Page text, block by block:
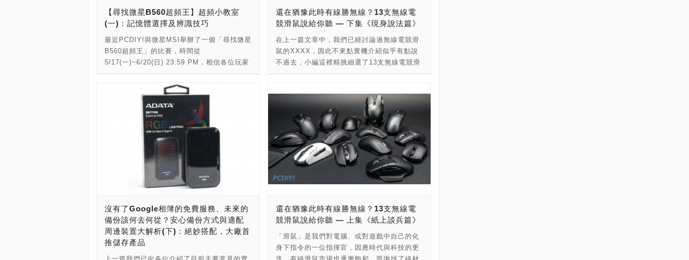
金錢的流通性，但是貨幣增加了，人們能買到
的商品數量可不會因此增加，依照供需法則，
當商品數量跟不上人的消費速度時，商品的價
格就會上漲，最終造成了不管印製多少鈔票，
錢都只會往固定的地方流去，商品的價格還因
的最大數量是固定的，不會為了任何因素而增
加，所以如果選用比特幣作為市場貨幣時，一
旦多數比特幣都落入少數人手中後，市場商品
就會因為缺發貨幣來從事消費造成價格下跌，
此現象稱之為通貨緊縮。 不過光只是緊縮還不
夠，因為市場的根本問題是可以使用的貨幣不
足，此時唯一的解決方法就只有讓更多的比特
幣回到市場中，而這也將會造成資本家面臨巨
額的損失。因此，使用比特幣的市場必須時刻
防止通貨膨脹的效果。 根據比特幣白皮書，比
特幣將會在2140年停止產出貨幣，屆時市場最
大的發行量將會約是2,100萬個，而比特幣的
最小計量單位稱之為「聰」，相當於
可以透過FSR達到FPS畫面幀數的提升。 由於
AMD在開發FSR技術的時候就已經考慮到遊戲
玩家與開發者兩者的需求，因此也具備了對於
這兩種使用族群的著重特點，針對遊戲玩家的
部分較偏重在能夠提升性能方面，並且針對啟
驗，當然也必須兼顧到畫面品質的部分與細節
呈現的表現上能夠達到平衡。 另外，FSR也針
對了現有的Radeon RX 5000與RX 6000系列
顯示卡進行了優化，支援100多款AMD GPU
與APU，並且與NVIDIA顯示卡相容，目前已
經有超過45家的遊戲開發商已承諾將會開始支
援並且在未來的遊戲中也將增加FSR的支援。
至於針對開發者則是提供了跨平台與支援單一
可擴展的解決方案，不需要額外的專門硬體支
階等級的顯示卡，而且也支援NVIDIA的顯示
卡，包括可使用在Windows與Linux上，相較
低，因為FSR不需要時態數據或比賽訓練。目
前預計將會在7月中旬透過GPUOpen.com為
環境，也能有著更充足的效能和電力來應付高
負載的工作需求，這對於工程、影音創作者來
說絕對是一大福音。 至於在產品規劃上，
Radeon RX 6000M將會率先推出三種型號，
依照等級由高至低依序為：RX 6800M、
RX6700M、RX 6600M，其中RX 6800M與
商，理論上台灣的玩家最快將能在暑假檔期就
見到搭載這兩款晶片的產品，至於RX 6700M
則會稍晚的時候一同加入筆電市場。 細部規格
方面，最高階的RX 6800M將會擁有40個計算
單元、12GB GDDR6記憶體，以及高達2,300
MHz的核心時脈，能夠在1440P最高畫質設定
下帶來平均120 FPS以上的遊戲體驗，可想而
知，此晶片將應用於旗艦級遊戲筆電並以遊戲
體驗至上的重度遊戲玩家為首要客群。 與之相
反的，RX 6600M則是為想要娛樂和行動辦公
讓它能夠更容易的裝進輕薄型的筆電中，內在
規格上則是配置了28個計算單元、8GB
GDDR6記憶體，最大核心時脈則為
2,177MHz，足夠撐起1080P解析度下平均100
FPS的遊戲順暢度。 這一、兩年隨著支援光線
XMP不開機、手動調整參數看看能不能開機，
或者想要比XMP更高的頻率或更緊或更鬆的參
數。 在驗證確定能達到官方數值之後，我們便
可再次進入BIOS介面進行超頻挑戰啦！一開
始，玩家可以先在不改動其他參數的情況下直
接微調「時脈」，但不建議一口氣調整太大的
Memory Overclock Fail的提醒畫面。 當單純
提高時脈已無法順利開機後，玩家可以試著微
幅調整電壓，以每一次0.5V的形式緩慢追加，
倘若電壓來到1.35V之後還是無法成功達到指
定時脈時，便需要考慮是否繼續追加電壓或是
選擇調整CL值，如果選擇升高電壓則到了1.5V
後就建議停手，以防過高的電壓燒毀主機板和
記憶體。 不過玩家也不用感到太大的壓力，現
值時，數值便會呈現「紅色」，警告此操作可
能有損壞硬體的風險。 另外，玩家如果是比較
經驗老道的超頻好手，又剛好使用的是Intel平
台的話，10代處理器可以嘗試調整CPU SA和
CPU IO電壓，而最新的11代處理器可以嘗試
將會提供「一鍵設定」和「手動操作」兩種方
式來進行記憶體設定，其中前者稱之為「XMP
設定」，至於AMD平台則因主機板廠商的設計
而有所不同，像微星有提供「A-XMP」功能，
可以用來啟動XMP設定，不過有些主機板品牌
可能會沒有對應的功能，玩家就必須手動設置
的B560主機板來說(BIOS介面相當直覺式、玩
家很容易就能看懂)，只要在預設的EZ Mode
簡易BIOS頁面中，以滑鼠或是鍵盤點擊畫面
左上角「XMP Profile」，主機板就套用記錄
在記憶體當中參數，讓記憶體的各項數值可以
與官方所介紹的相同，然後按退出並保存
BIOS的設定就完成了(在微星主機板中的快捷
鍵為F10)，是不是相當簡單啊！ 至於手動操作
方面則相對需要幾個步驟，想要挑戰超頻的玩
式)，在OC(Over Clocking超頻)分頁中找到
「DRAM Frequency(記憶體頻率)」、
「DRAM Voltage(記憶體電壓)」和
「Advance DRAM Configuration(進階記憶
體參數)」這三個選項來依序調整參數。 另
上是否有傷，確定沒問題後就可以準備安裝上
機。 而記憶體並不像外部I/O如隨身碟那樣可
以熱插拔，所以在更換、安裝前，務必先把
「電腦關機、關閉電源供應器」，甚至最保險
的就是「拔掉電源插頭」來確保主機板上沒有
以透過觸碰未上漆的接地金屬物體，或戴上
ESD靜電消除腕帶來安全釋放體內的靜電，以
免在安裝過程中受電靜電放電而造成元件損
壞。 接著找到記憶體插槽位置，一般常見的主
機記憶體插槽位置基本上都是在CPU旁，位置
相當顯眼。通常如果是ATX尺寸的主機板大多
會配置4組DIMM記憶體插槽供玩家使用，
micro-ATX或是ITX尺寸的版本則大多配置2組
都採2條記憶體的選擇方式，常見就是採安裝2
條8GB容量的DDR4為主，預算比較充裕的朋
友也可以直接上16GBx2。 確定釋放靜電後，
就可以進行安裝DIY了，假設是要升級更換，
那就記得先將原本電腦上的舊記憶體拆除(取
【尋找微星B560超頻王】超頻小教室
(一)：記憶體選擇及辨識技巧
最近PCDIY!與微星MSI舉辦了一個「尋找微星
B560超頻王」的比賽，時間從
5/17(一)~6/20(日) 23:59 PM，相信各位玩家
玩家們肯定都是箇中好手了，但因應活動如火
如荼的展開，PCDIY!這邊也準備了幾堂超頻
小教室來為各位複習複習，然而除了CPU與
GPU以外，另一個更常見的超頻物件就是記憶
體啦，因此第一堂課就來替各位複習記憶體選
擇及辨識技巧囉。 由於這次活動競賽的是記憶
體的超頻幅度，那如果想要記憶體超頻，首先
要考慮的就是主機板與處理器對記憶體頻率的
支援，在架構轉進LGA1200的同時，對應的
DDR4記憶體頻率也從原本的DDR4-2666提升
高到可以跟對手較勁的DDR4-3200，一舉撇除
先前玩家的詬病，也因此導致如果玩家想入手
新平台或是打算升級，那之前入手的較慢版本
得先拋掉，但市場上如果僅提DDR4記憶體，
規格可是有好多種，選購的時候千萬別搞錯
還在猶豫此時有線勝無線？13支無線電
競滑鼠說給你聽 — 下集《現身說法篇》
在上一篇文章中，我們已經討論過無線電競滑鼠的XXXX，因此不來點實機介紹似乎有點說不過去，小編這裡精挑細選了13支無線電競滑鼠，來自世界各地，有適合靈敏型玩家的「超輕量級選手」、也有具備數顆巨集鍵來執行多重指令的軍師型、也有左右開弓的「對稱型打者」，不過小編腦力有限，或許有幾支玩家們的「愛鼠」成了遺珠之憾，這就請各位玩家多多包涵啦。 但小編還是那句老話，沒有最強、只有最適合自己的無線電競滑鼠，當然，只有介紹還是不太足夠，因此小編對每支滑鼠都做了輪詢率與反應速率的測試，讓無線電競滑鼠不再因為延遲率而失寵。 作為電競先鋒的ROG，對於無線電競滑鼠的研發當然十分有一套，在CES 2021上，ROG發布了一系列電競裝備，其中有一支無線電競滑鼠，名喚ROG Gladius III Wireless，就是讓玩家們引頸期盼的其中一項電競裝備。 Gladius III Wireless的體積為12.6 cm x 6.7cm，說起來算是偏大型的右手專用滑鼠，但重量僅有89公克，對比舊款Gladius II Wireless輕了30%，無論玩家習慣哪一種滑鼠握法，重量的減輕絕對能夠代來更流暢的操作。 而在Gladius III Wireless的左側有特殊設計的ROG雷雕圖騰，除了提供RGB炫彩燈效外，還加強了防滑性與握持感，使用起來加倍穩固；Gladius III Wireless不具備繁雜的按鍵配置，採左、右、中、側面2鍵加上中鍵後的DPI鍵，共6顆按鍵的典型按鍵配置，對於我們這些超業餘電競玩家而言，可說是再好不過的設置。 Gladius III Wireless更具備了第2代獨家可更換微動開關插槽，讓玩家們能隨時視使用習慣與偏好、快速在5-Pin光學與3-Pin機械微動開關之間作更換，也能汰換損壞的微動開關，延長滑鼠使用壽命。而在鼠腳設計方面，ROG也有一套研究理論，Gladius III Wireless的鼠腳採完整的圓形切割而成，並採用100% PTFE(鐵氟龍)所製，用以提升滑動的流暢度。 底部除了鼠腳的特別設計之外，也能發現Gladius III Wireless採用了電競級 19,000 DPI 光學感測器，靈敏度可以軟體調校至高達 26,000 DPI，並具備50G加速度，提供每秒400英寸的追蹤速度，加上其1,000 Hz的輪詢率，讓Gladius III Wireless的響應速度絕對不輸給有線電競滑鼠，而在響應速度之後，對FPS類遊戲最至關重要的滑鼠IPS數值，Gladius III Wireless最高速度可達400 IPS，4者具備，讓滑鼠不會在畫面中出現掉幀的情況。 由於沒有線材的限制，無線電競滑鼠在連結上便有更多的選擇性，Gladius III Wireless有3種連線模式，分別為：讓無線和有線沒有差異的2.4 GHz連結模式、典型的、具備超高續航力藍牙連結模式、以及能夠邊使用邊快速充電的Typc-C有線連結，讓玩家們能夠在不同的使用情況下，以最完美的姿態使用Gladius III Wireless。 電競部品的基本標配就是RGB燈效，ROG作為RGB燈效大師，在Gladius III Wireless也是下了一番苦功，除了基本的滑鼠掌貼區有信仰之眼的RGB燈效之外，中鍵滾輪也有絢麗的RGB呈現，而帶有ROG雷雕設計的左側部位，則有類似電影《駭客任務》的流動感RGB燈效，相當酷炫。 在測試方面，Gladius III Wireless在官方所給的數據具備1,000 Hz的輪詢率，而我們透過Mouse Rate Checker程式來看輪詢率的穩定度，在程式所回報的數據當中可以發現，雖說CPU效能也有一定的關係，但Gladius III Wireless的輪詢率基本上都在50Hz內浮動，可說是相當穩定。 接著透過MousePlot程式來看，將Gladius III Wireless設定為400 DPI時，大抵上都維持在1,000 Hz上下，但卻在500 Hz至1,200 Hz之間浮動，而設定為1,600 DPI時，浮動的幅度就變小許多。 看到反應速率這塊，設定為400 DPI時，Gladius III Wireless基本都維持在1ms之間，雖有時會飆至2ms，但次數並不高，再來將DPI調升至1,600，則會發現，反應時間提高至1.Xms、2ms的次數變多了，不過大致上還是在1ms上下浮動。 既然ROG無線電競滑鼠的產品這麼多，只選一支的話似乎太少了，於是小編又挑了一支ROG Spatha X無線電競滑鼠，由於ROG Spatha X有側翼的設計，光以肉眼來看，知道比ROG Gladius III Wireless略大了些，而ROG Spatha X實際體積為13.7cm x 8.9cm，的確是比ROG Gladius III Wireless大上了一號，而重量更是高達168公克，使用起來有宛如泰山的穩固，好處是，游標不會突然飄移。 由於ROG Spatha X共具備12顆可編程按鍵，以致於左側方面，僅有靠近底端的部分有防滑設計，但可不是因為如此，就會失去抓握力，在小指剛好抓住ROG Spatha X的右側部位，ROG設計了一個以矽膠製成的特殊刻紋面，確保了手掌對滑鼠的掌控力。 適才提到，ROG Spatha X具備12顆可編程按鍵，左右鍵分別為ROG獨家可更換微動開關，以及中鍵滾輪與DPI鍵，在左側拇指抓握區設有6顆按鍵，分別内建的功能設定為：音量增減、靜音、Win開始鍵與獨特的狙擊鎖定，而控制網頁前後的功能鍵則設置在左鍵的邊緣，以規則來看，應該是改以食指操控。 ROG Spatha X的底部鼠腳和Gladius III Wireless採用相同設計，為100% PTFE(鐵氟龍)所製，用以減少摩擦阻力，來提升滑動流暢度；當然，你以為ROG Spatha X重達168公克，它就失去了操作的靈動性嗎？不，ROG Spatha X亦係採用ROG的電競級光學感測器，具備19,000 DPI、50G的加速度、最高速度可達400 IPS，任何一種類型的電競遊戲，使用ROG Spatha X，不僅能夠緊緊握住這穩若泰山的滑鼠，還能牢牢掌握住戰場的每一分勝機。 連結方面，ROG Spatha X所具備的雙模連結能力也相當單純，玩家們可以依照需求使用最高性能的RF 2.4 GHz無線模式、或是採用隨附的Type-C連結線，變成經典的有線電競滑鼠。 而身為外貿協會幹部的小編認為，不對稱的設計、與12顆可編程按鍵都不是小編愛不釋手的原因，最炫炮的還是ROG Spatha X那個尊爵不凡的鋁合金磁吸式充電底座，能夠讓玩家的ROG Spatha X在充電時，也能搖身一變，變成點綴你家裡電競空間的一環。 如此炫炮的ROG Spatha X當然不可少了RGB燈效，除了掌貼處的信仰之眼、與滾輪的傳統RGB燈效設計外，在左側拇指抓握區的6顆按鍵與按鍵之間的縫隙，也有RGB線條的設置，甚至那個鋁合金充電底座的充電指示燈，根本就不單單只是指示燈，根本能夠當作ROG Spatha X RGB燈效展示的最後一塊拼圖。 在Mouse Rate Checker程式中，我們可以發現，ROG Spatha X的輪詢率也大抵落在官方所給的1,000 Hz上下，雖說浮動數值有些大，但基本數值都沒有掉至500 Hz以下。 在MousePlot測試方面，設定為400 DPI時的ROG Spatha X，輪詢率基本上相當穩定，1,600 DPI時，ROG Spatha X的數值浮動也具有一定水準的穩定性；而在400 DPI時的反應速率，也維持在1ms上下，雖有時會波動至2ms，但某方面來說，其實可以說是相當穩定，而調至1,600 DPI之後，浮動的數值就變多了，不過大致上還是維持在1ms反應速率，雖說量化後的數據，有些微的浮動，但實際使用其實並不會有太大差異。 這支Logitech G PRO X SUPERLIGHT為羅技PRO系列旗艦產品之一，可以說是PRO WIRELESS的進階版，承襲低調消光黑設計，並且無搭載任何RGB燈效，降低目光被受到的干擾。 實際尺寸為高/寬/深 125/63.5/40 mm，屬於一般較瘦長型滑鼠，左右對稱加上人體工學的設計，讓左右手握感都相當貼合、舒適，與PRO Wireless不同的是PRO X SUPERLIGHT整體按鍵佈局更加精簡，取消了右側側鍵讓滑鼠正面全按鍵僅剩5鍵，連一般DPI鍵都無設置，這樣一來玩家在操作時能大幅避免誤觸情況，不過對於左手玩家來說可能就需要稍微習慣一下側鍵位置。 在重量上，Logitech G PRO X SUPERLIGHT更加輕量化至400 IPS、>40G加速度以及高達25,600 DPI，更能以每段50 DPI來微調，比一般電競滑鼠還要更加精細。 而在連接部份，採用的是自家LIGHTSPEED無線技術與Micro USB有線連接，雖說不像部份電競滑鼠有內建藍牙，不過滑鼠本身有做接收器收納槽，基本上支援大部分USB Type-A裝置，攜帶外出也是便利性也已經足夠。 續航力方面，PRO X SUPERLIGHT可持續使用高達70小時，另外除了有線充電之外，也支援了自家POWERPLAY無線充電系統，只要搭配內建POWERPLAY的滑鼠墊，或許用到要換滑鼠都還沒拆過隨附的Micro USB線呢。 G502 LIGHTSPEED為羅技G系列中高階產品之一，繼承G502獨特前衛的造型設計，搭配自家LIGHTSPEED技術而成的無線電競滑鼠，實際尺寸為高/寬/深 132/75/40mm，配上不對稱人體工學設計，屬於較偏大的右手滑鼠類型，按鍵佈局上相當豐富，全鍵共11顆按鍵可獨立調整，每顆快捷鍵觸感相當鮮明、易判別，加上有效隔開一般手指放置位置，因此不太容易有誤觸情況發生。 比較特別的是，G502 LIGHTSPEED在滾輪上的設計特別用心，除了一般的中鍵以外，將滾輪左右推也分別是一組快捷鍵(預設為向左/右捲動)，在一般滑動頁面上相當方便、順手，而另一項特色是玩家們可透過滾輪後方這顆按鍵來切換滾輪段落感，一段為滑順、流暢無阻力的手感，另一段則是提供相比一般滑鼠還要鮮明的段落回饋，整體手感相當特別。 感測器部分G502 LIGHTSPEED採用的是自家HERO感測器，提供>400 IPS、>40G加速度並提供高達25,600 DPI，並能以每段50 DPI來微調，比一般電競滑鼠還要更加精細。 連接部份採用自家LIGHTSPEED無線連接技術與Micro USB有線連接，雖然沒有常見的藍牙模式，不過滑鼠本身有做接收器收納槽，基本上支援大部分USB Type-A裝置，攜帶外出也是相當便利。 另外在續航力方面，G502 LIGHTSPEED最高可持續使用60小時(有開燈校48小時)，另外除了有線充電之外，當然也支援了自家POWERPLAY無線充電系統，搭配相對應的滑鼠墊即可直接於鼠墊上充電，整體便利性大幅提增，也減少忘記充電的窘境。 G502 LIGHTSPEED實際重量為114g，屬於較穩重型滑鼠，另外更可搭配隨附砝碼增重達130g，適合需要穩定滑移的玩家們。 RGB燈效分為兩區塊，其一是側邊電源三段顯示處，而另一處則是LOGO位置，整體呈現不會過度浮誇，反而是一種畫龍點睛的視覺效果。 既然都在挑選無線電競滑鼠了，那怎麼能錯過1998年以推出Boomslang電競機械滑鼠起家的Razer呢？那麼就來支Razer Basilisk Ultimate吧！ Razer Basilisk Ultimate 13cm x 6cm的體積是最典型的尺寸，加上107公克的重量，左右兩側也設有大面積的矽膠親膚材質，不僅在與手掌的貼合感上相當合宜，拿捏的觸感也相當適中，手滑這種情況是不會發生的。 當然，Razer Basilisk Ultimate也具備了相當多元的11顆可編程按鍵，除了基本的左、右、中、左側前後兩鍵以外，中鍵滾輪不僅能往下點擊，還延伸出了向左向右2種按鍵，而中鍵滾輪後方的DPI鍵也分作2顆，在DPI的調整上相當方便，除此之外，左側前端還設置了一個凹槽，可以加裝按鍵片，玩家們可以先行設定一個DPI值，再按下這個鍵片，便能暫時在這DPI值下使用滑鼠，對FPS類遊戲來說，可說是極大助力。 在許多需要透過中鍵滾輪來切換武器的電競遊戲中，滾輪順不順手變成了很重要的關鍵，一般而言，大部分滑鼠的滾輪阻力都在出廠前設定好了，但在Razer Basilisk Ultimate底部有一顆Resistance的自訂滾輪阻力鍵，玩家們可依照手感與需求來設定，讓在遊戲裡的操作能夠更加精準。 身為Razer旗艦級電競無線滑鼠，Basilisk Ultimate當然也具備了Razer Basilisk Ultimate使用的是Razer全新的 Focus+光學感測器，DPI最高可以調整至20,000、最快速度達到650 IPS，最快加速度則為50G，Razer的核心力量必然可以成為玩家們在戰場上的絕佳助力。 連結方面，Razer的HyperSpeed無線技術根本是標配，官方稱之比其他既有的無線技術還要快25%，加上不僅擁有最基本的標準2.4 GHz無線模式，還能接上Razer獨特的SpeedFlex纜線，搖身一變變成有線電競滑鼠，可以邊充電邊享受來自戰場上的快感。 對比Basilisk Ultimate的剽悍外型，充電座的小巧玲瓏就顯得可愛多了，但這兩方並不衝突，除了能為Basilisk Ultimate充電之外，還能收納2.4 GHz接收器，假設玩家們有兩顆滑鼠，一顆工作用、一顆電競用，那麼這個收納功能就相當方便，因為Basilisk Ultimate的接收器相比他款還要來的小一點，讓玩家們不怕粗心不怕遺失。 Razer在RGB燈效的把戲上也是玩得有聲有色，玩家們可以利用1,680萬種可調色彩與動態效果能在Razer LOGO字樣、左右鍵邊緣處、中鍵滾輪之間作點花樣，展現獨一無二的個人風格。 基本上來說，無線電競滑鼠的輪詢率，大部分都設置為1,000 Hz，而透過Mouse Rate Checker來回滑動偵測來看，Basilisk Ultimate的輪詢率波動相當地低，可說是非常穩定。 換到MousePlot程式上，將Basilisk Ultimate的DPI數值設定為400的時候，可以發現Basilisk Ultimate的輪詢率仍然維持在1,000 Hz的基準線上，雖然落點的波動還是有些小插曲，而調升至1,600 DPI之後，仍然有這類情事發生，但毫秒與毫秒之間的落差，人體極難感受，總歸而言，是瑕不掩瑜。 無論是400 DPI還是1,600 DPI，Basilisk Ultimate的反應速率都有一定的規律，從0.X毫秒到2毫秒都有，但依舊是在1毫秒的基準上浮動，某方面來說，穩定度也是相對地高，小編仍然是那句老話，毫秒的差異人體不好感受，這點細小的差異基本上不影響實際操作。 滑鼠輕量化的設計不僅能帶來更靈巧的操作，對手腕的負擔也會降低許多，身為電競專門戶的Razer當然也推出了一款Razer Viper Ultimate，將以12.6cm x 5.76cm的體積、74公克的超輕量級設計，帶領玩家進入「點滿敏捷」的操作領域，左右兩側也裝設了充滿顆粒的矽膠抓握區，讓Razer Viper Ultimate不會因為超輕量化的設計，而失去掌握。 Razer Viper Ultimate共有8顆可編程按鍵，除了典型3鍵左、右、中之外、DPI調整鍵設於底部，嫌麻煩的玩家可以透過Razer Synapse專屬程式來作更細微的調整，而左右對稱設計的Razer Viper Ultimate，在兩側都各設了2顆可編程按鍵，讓左手和右手都能舉起人民的法槌…啊不是，讓左、右撇子都能輕鬆操作。 擁有20,000 DPI，精準度高達99.6%，且Razer中高階電競滑鼠都具備了獨家Razer Focus+光學感測器，加上Razer Viper Ultimate的最快速度為650 IPS、最快加速度為50 G，讓滑鼠游標能夠與手部動作幾乎達到同步，甚至只是不小心碰到，Razer Viper Ultimate也能精準地呈現游標動作。 Razer專屬的HyperSpeed無線技術，加上最穩定的2.4 GHz連線模式，讓Razer Viper Ultimate與電腦之間的訊號傳輸毫無壓力，透過特製的SpeedFlex纜線，還能在忘記充電時，化身成有線電競滑鼠，不會因為一時的粗心而導致與戰友的擦身而過。 精緻簡約的充電座也不占玩家的桌面空間，透過1,680萬種可調RGB燈效顏色，甚至還能當作裝飾，來加強玩家們自身的電競環境，也因為小巧的設計，讓玩家們能夠掌控Razer Viper Ultimate無線電競滑鼠，不受障礙地在桌面上作出一次次的精采美技。 除了充電座上的燈效以外，Razer Viper Ultimate也相當低調沉穩，只在掌貼處設計了一個Razer標誌燈效，就如其名Viper蝰蛇一樣霸氣不外露，但一出手就是絕對勝機。 現階段標榜著電競的無線滑鼠們，大多會以1,000 Hz的輪詢率作為基本門檻，經小編透過Mouse Rate Checker測試之後，Razer Viper Ultimate的輪詢率當然也在這道門檻間上下浮動，人類是有生命的，因此經由雙手所操控的Razer Viper Ultimate，雖說擁有輕微的輪詢率浮動值，但那也能算是一種生命力的展現，而「電競遊戲」不就是最激情、最熱血的嗎？ 接著看到MousePlot程式上，無論是400還是1,600這2種常見的DPI設置，都不難發現，Razer Viper Ultimate擁有高超的穩定性，就連意外的浮動值，也是相當穩定。 在反應速率的測試上，Razer Viper Ultimate的表現也是相當驚人，在400與1,600 DPI 2種設置之下，都能壓縮在1.5毫秒以內，浮動數值的差異相當地小，穩定性極為傑出。 知名電競潮牌CORSAIR所推出的這隻DARK CORE RGB PRO為旗下旗艦無線電競滑鼠之一，整體鼠型設計以及約莫長寬12.7x6.6cm的大小，屬於偏大的右手專用滑鼠，小手玩家用起來可能會覺得稍大了些，不過對於大手玩家來說是剛剛好，配上兩側偏細緻的磨砂材質以及滑鼠後半部較親膚材質設計，不管是握感還是觸感都相當不錯。 整體重量約莫140克算是穩重型滑鼠，也因此無額外提供砝碼讓玩家調整重量；包含左、右、中鍵整顆滑鼠有8顆按鍵，但不管是左鍵旁的DPI快捷鍵還是側鍵的位置都恰到好處，不容易有誤觸情況發生。 滑鼠右側可更換原廠隨附的小側翼，讓小拇指可以安穩的擺在側翼上，整體舒適度再加分，採用磁吸拆裝方式也相當便利，另外2.4G接收器也隱藏於小側翼之中，靈活運用收納空間，讓玩家輕鬆將滑鼠攜帶外出。 從底部即可看到鼠腳分布廣泛，而DARK CORE RGB PRO採用的光學感測器為PAW3392，提供高達18,000 DPI(最低100 DPI)，更搭載2,000Hz超高輪詢率技術，是一般滑鼠的2倍之高；DARK CORE RGB PRO提供自家的SLIPSTREAM 2.4G、藍牙以及TYPE-C USB有線共三種連接模式，依照不同使用需求可任意於底部切換。 此外，續航力的部分據官方表示2.4G模式開啟RGB燈效下約16小時，關閉燈效約36小時，藍牙模式的部分開啟RGB燈效約18小時，關閉燈效約50小時。 RGB燈效呈現區塊算是相當豐富，包含LOGO、滾輪、側鍵旁線條、後下方兩側線條位置總共有8處區塊可獨立調整，搭配DPI指示燈(可更改顏色)、電源指示燈，整體滑鼠的燈效表現相當亮眼。 實際測試部分，由於DARK CORE RGB PRO RGB可調至2,000Hz輪詢率，小邊就分一般常用的1,000Hz與2,000Hz來測試。 這支同樣由知名電競潮牌CORSAIR所推出的KATAR PRO WIRELESS電競滑鼠，屬於海盜船中較親民的入門滑鼠之一，尺寸約落在長寬11.5x6.4cm，屬於較中庸的大小，而對稱式設計可用於左右兩手(但側鍵僅有左側)，配上磨砂質感材質，讓滑鼠有不錯的抓握感也不容易沾染指紋，而整體造型上屬於較平庸、低調的設計，除了唯一的指示燈之外沒有多餘的RGB燈效。 滑鼠重量約在96克，沒有提供額外砝碼來調整重量，適合不喜歡太重也不喜歡太輕的玩家們；而從底部可看到鼠腳屬於較普遍的分布方式，不過占比面積還不錯，滑移也夠順暢；感測器部分，KATAR PRO WIRELESS採用的是PAW3325，提供高達10,000 DPI(最低200 DPI)；連接模式則提供自家的SLIPSTREAM 2.4G、藍牙兩種無線連接方式，在家打電動或外出連接攜帶裝置辦公都沒問題。 因為無設置連接埠關係，KATAR PRO WIRELESS並非使用大部分常見的內建電池，而是採用一顆AA(3號)電池來供電，官方表示在2.4G模式連續使用可提供長達135小時續航力，雖說需要更換電池這點有些許麻煩，不過以長期來看就不用擔心電池壽命問題而需要換掉整隻滑鼠，可以說是有好有壞。 台灣電競老字號曜越thermaltake，對電競市場可說是擁有莫大的熱情，先別說電競產品的研發，單單是在2010至2014年期間，曜越太陽神電競戰隊的成立，就不得不佩服。離題了，我們來看看這支thermaltake 幻銀 Argent M5 RGB無線電競滑鼠吧！ Argent M5 RGB為左右手通用設計，具有8顆可編程按鍵，基本5鍵以外，左右兩側都各帶有2顆側鍵，而DPI鍵同樣也設置於中鍵滾輪後方，有意思的是，不同於其他廠牌的塑膠、橡膠滾輪，Argent M5 RGB的滾輪採鋁合金製，觸感絕佳以外，還在全啞光的機體設計上兼顧了科技與時尚。 並使用PIXART PMW-3335光學感測器，能在100至16,000 DPI之間作調整，最快加速度為400 IPS、最快加速度則為40 G，按鍵開關更是採用Omron微動開關，按鍵回饋的力道相當適中，也能確保其使用壽命，更是內建了64KB快閃記憶體，讓玩家能夠在各類型遊戲之間，自由切換Argent M5 RGB的戰鬥設置。 連結方面，Argent M5 RGB更是一款三模無線電競滑鼠，除了2.4 GHz的強大低延遲支援外，還具有低功耗技術的藍牙5.0連結，假設玩家們忘記充電的話，也能透過連結線，轉換成有線電競滑鼠，還支援了12v/800mA快速充電模式。 RGB燈效也能透過TT iTAKE軟體，在1,680萬種顏色裡自由更換，適才提到的鋁合金滾輪，在其內圈上也有附帶RGB燈光效果，除了觸覺的絕佳體驗外，連視覺也是一等一的，值得一提的是，Argent M5 RGB還支援Razer Chroma系統，進行燈效連動。 Argent M5 RGB的輪詢率，能在1,000、500、250、125 Hz之間進行調整，預設為1,000 Hz，接著透過Mouse Rate Checker評測，設定在1,000 Hz輪詢率的Argent M5 RGB，雖依舊有小幅度的波動，但不難發現，基本都維持在100 Hz以內的可接受度。 換到MousePlot上，Argent M5 RGB的表現也相當傑出，從輪詢率測試一環來看，在設定為400 DPI之下，截圖上綿密的藍點佈滿了整條代表1,000 Hz的基準線，雖數值略有跳動，但基本上瑕不掩瑜；而1,600 DPI的設置，也依舊穩
沒有了Google相簿的免費服務、未來的
備份該何去何從？安心備份方式與適配
周邊裝置大解析(下)：絕妙搭配，大廠首
推儲存產品
還在猶豫此時有線勝無線？13支無線電
競滑鼠說給你聽 — 上集《紙上談兵篇》
「滑鼠」是我們對電腦、或對遊戲中自己的化
身下指令的一位指揮官，因應時代與科技的更